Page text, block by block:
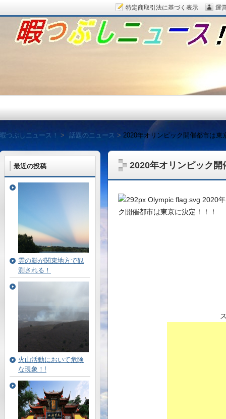
2020年オリンピック
最近の投稿
雲の影が関東地方で観
測される！
火山活動において危険
な現象！!
暇つぶしニュース！ 話題のニュース 2020年オリンピック開催都市は東
暇つぶしニュース！
毎日面白い話題をピッ
特定商取引法に基づく表示 運